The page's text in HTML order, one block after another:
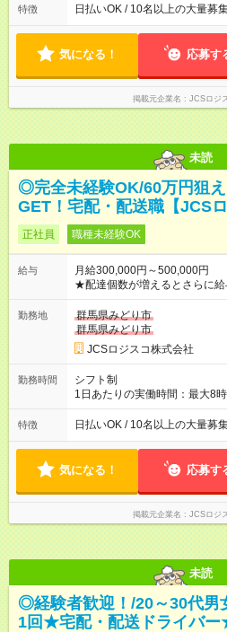
よって時間外での勤務可能性
特徴 日払いOK / 10名以上の大量募
気になる！ 応募す
掲載元企業名 JCSロジ
未読
◎完全未経験OK/60万円狙
GET！宅配・配送職【JCSロ
正社員 職種未経験OK
給与
月給300,000円～500,000円
★配達個数が増えるとさらに
ど！ ・主要都市エリア 月収55万円／週5日稼働 月収65万~112
万円／週6日稼働 ・地方郊外エリア 月収40万円／週5日稼働 月
収40万円~50万円／週6日稼働 ＜モデルイメージ＞ ■月収50万
円 (27歳男性/江東区在住)※元
(日休み) ■月収80万円(43歳男性/墨田区在住)※元営業 1日200個
勤務地
群馬県みどり市
群馬県みどり市
JCSロジスコ株式会社
勤務時間
シフト制
1日あたりの実働時間：最大8
働8時間） ※週5日勤務（場所
よって時間外での勤務可能性
特徴 日払いOK / 10名以上の大量募
気になる！ 応募す
掲載元企業名 JCSロジ
未読
◎経験者歓迎！/20～30代男
1回★宅配・配送ドライバー